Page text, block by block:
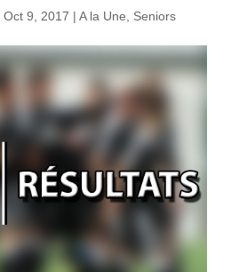
Oct 9, 2017 | A la Une, Seniors